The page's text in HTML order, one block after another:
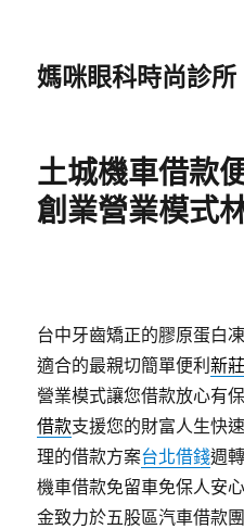
媽咪眼科時尚診所
土城機車借款
創業營業模式
台中牙齒矯正的膠原蛋白
適合的最親切簡單便利新
營業模式讓您借款放心有
借款支援您的財富人生快
理的借款方案台北借錢週
機車借款免留車免保人安
金致力於五股區汽車借款